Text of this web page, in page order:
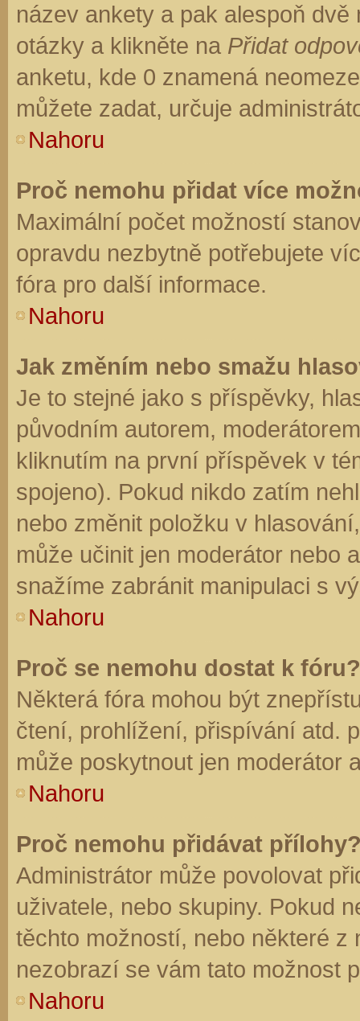
název ankety a pak alespoň
otázky a klikněte na Přidat
anketu, kde 0 znamená
můžete zadat, určuje
Nahoru
Proč nemohu přidat více
Maximální počet možností
opravdu nezbytně potřebujete
fóra pro další informace.
Nahoru
Jak změním nebo smažu
Je to stejné jako s příspěvky,
původním autorem,
kliknutím na první příspěvek v
spojeno). Pokud nikdo zatím
nebo změnit položku v
může učinit jen moderátor nebo
snažíme zabránit manipulaci s
Nahoru
Proč se nemohu dostat k fóru?
Některá fóra mohou být
čtení, prohlížení, přispívání atd.
může poskytnout jen moderátor
Nahoru
Proč nemohu přidávat
Administrátor může povolovat
uživatele, nebo skupiny. Pokud
těchto možností, nebo některé z
nezobrazí se vám tato možnost
Nahoru